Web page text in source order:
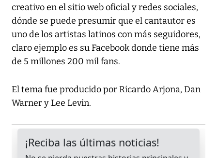
creativo en el sitio web oficial y redes sociales,
dónde se puede presumir que el cantautor es
uno de los artistas latinos con más seguidores,
claro ejemplo es su Facebook donde tiene más
de 5 millones 200 mil fans.
El tema fue producido por Ricardo Arjona, Dan
Warner y Lee Levin.